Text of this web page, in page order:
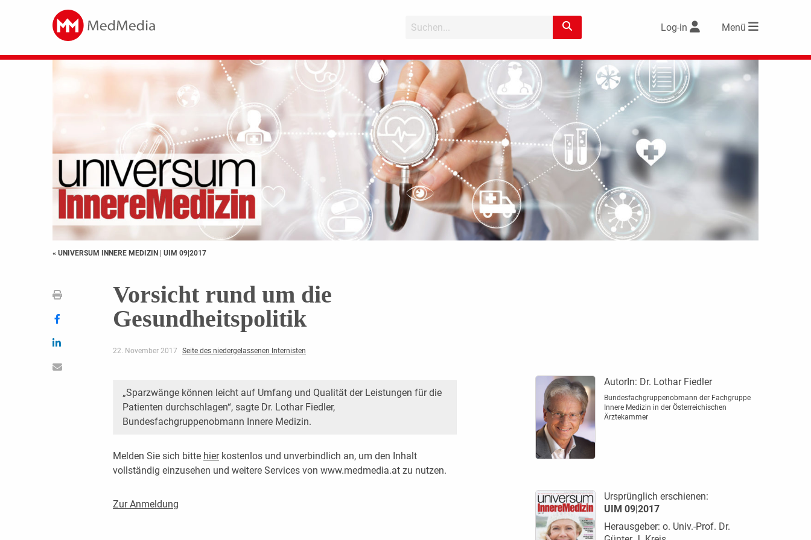
Log-in Menü
« UNIVERSUM INNERE MEDIZIN | UIM 09|2017
Vorsicht rund um die
Gesundheitspolitik
22. November 2017 Seite des niedergelassenen Internisten
„Sparzwänge können leicht auf Umfang und Qualität der Leistungen für die
Patienten durchschlagen“, sagte Dr. Lothar Fiedler,
Bundesfachgruppenobmann Innere Medizin.
Melden Sie sich bitte hierkostenlos und unverbindlich an, um den Inhalt
vollständig einzusehen und weitere Services von www.medmedia.at zu nutzen.
Zur Anmeldung
AutorIn: Dr. Lothar Fiedler
Bundesfach­gruppenobmann der Fachgruppe
Innere Medizin in der Österreichischen
Ärztekammer
Ursprünglich erschienen:
UIM 09|2017
Herausgeber: o. Univ.-Prof. Dr.